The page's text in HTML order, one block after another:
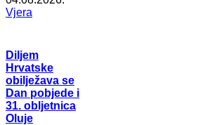
Vjera
Diljem
Hrvatske
obilježava se
Dan pobjede i
31. obljetnica
Oluje